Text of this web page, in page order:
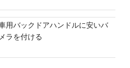
用バックドアハンドルに安いバ
ラを付ける